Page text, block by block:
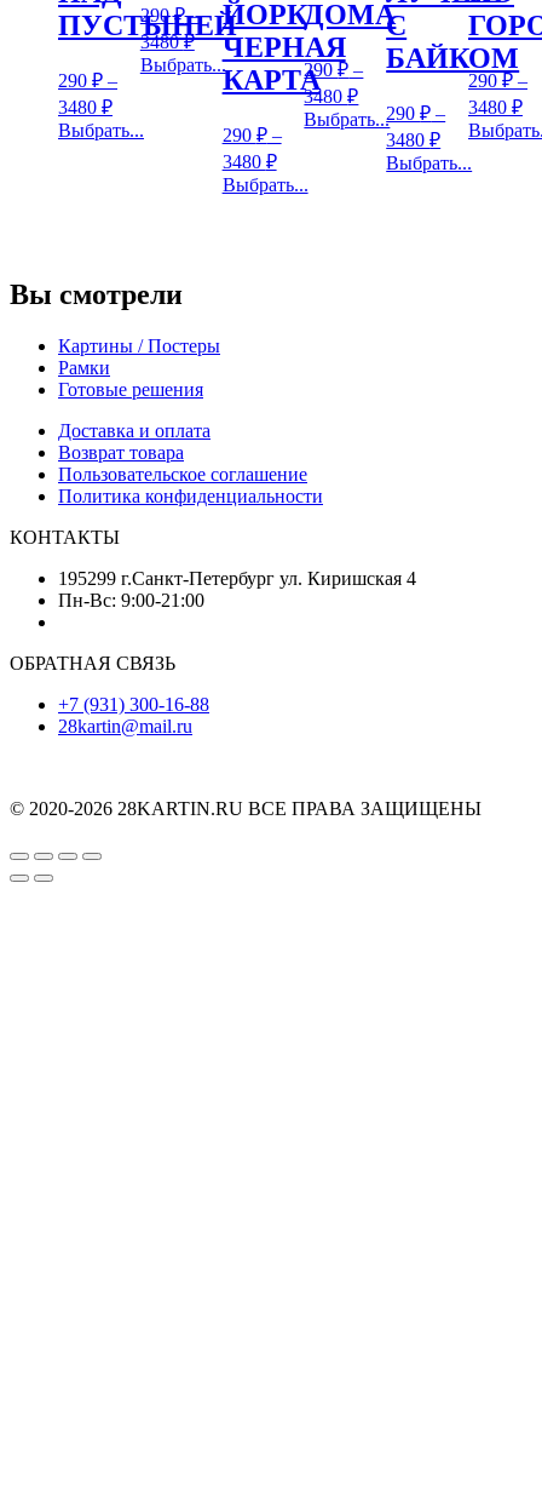
ПУСТЫНЕЙ
290 ₽ –
3480 ₽
Выбрать...
290₽–
3480₽
Выбрать...
ЙОРК
ЧЕРНАЯ
КАРТА
290 ₽–
3480 ₽
Выбрать...
ДОМА
290₽ –
3480₽
Выбрать...
С
БАЙКОМ
290₽ –
3480₽
Выбрать...
290 ₽–
3480 ₽
Вы смотрели
Картины / Постеры
Рамки
Готовые решения
Доставка и оплата
Возврат товара
Пользовательское соглашение
Политика конфиденциальности
КОНТАКТЫ
195299 г.Санкт-Петербург ул. Киришская 4
Пн-Вс: 9:00-21:00
ОБРАТНАЯ СВЯЗЬ
+7 (931) 300-16-88
28kartin@mail.ru
© 2020-2026 28KARTIN.RU ВСЕ ПРАВА ЗАЩИЩЕНЫ